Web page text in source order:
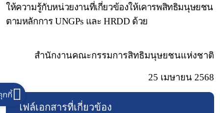
ให้ความรู้กับหน่วยงานที่เกี่ยวข้องให้เคารพสิทธิมนุษยชน
ตามหลักการUNGPs และHRDD ด้วย
สำนักงานคณะกรรมการสิทธิมนุษยชนแห่งชาติ
25 เมษายน 2568
ไฟล์เอกสารที่เกี่ยวข้อง
กกี้